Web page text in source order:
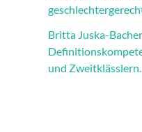
Britta Juska-
und Zweitklässlern.